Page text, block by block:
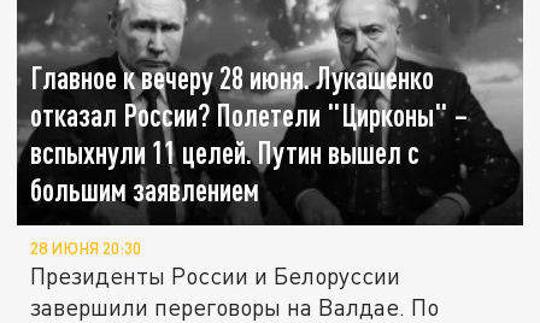
Главное к вечеру 28 июня. Лукашенко
отказал России? Полетели "Цирконы" –
вспыхнули 11 целей. Путин вышел с
большим заявлением
28 ИЮНЯ 20:30
Президенты России и Белоруссии
завершили переговоры на Валдае. По